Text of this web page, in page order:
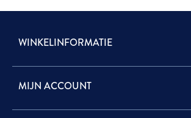
WINKELINFORMATIE
MIJN ACCOUNT